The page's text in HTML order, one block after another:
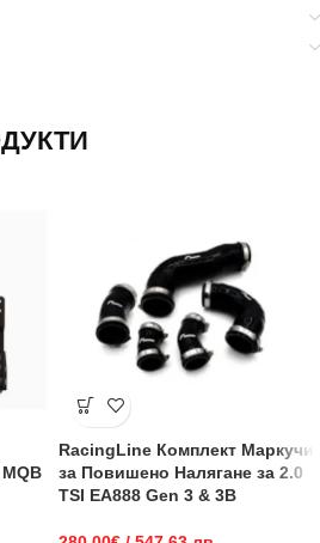
RacingLine Комплект Маркучи
за Повишено Налягане за 2.0
TSI EA888 Gen 3 & 3B